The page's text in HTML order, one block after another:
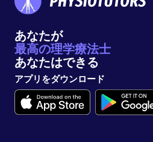
あなたが
最高の理学療法士
あなたはできる
アプリをダウンロード